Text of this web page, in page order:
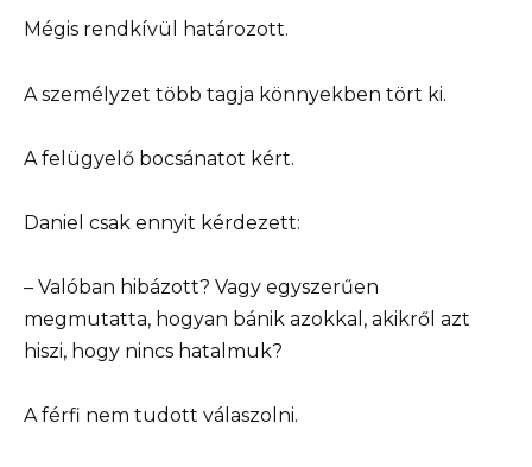
Mégis rendkívül határozott.
A személyzet több tagja könnyekben tört ki.
A felügyelő bocsánatot kért.
Daniel csak ennyit kérdezett:
– Valóban hibázott? Vagy egyszerűen
megmutatta, hogyan bánik azokkal, akikről azt
hiszi, hogy nincs hatalmuk?
A férfi nem tudott válaszolni.